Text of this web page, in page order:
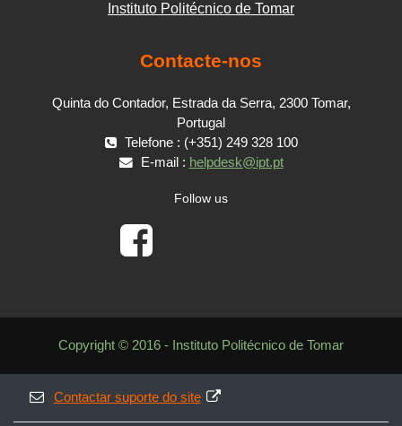
Instituto Politécnico de Tomar
Contacte-nos
Quinta do Contador, Estrada da Serra, 2300 Tomar,
Portugal
Telefone : (+351) 249 328 100
E-mail : helpdesk@ipt.pt
Follow us
Copyright © 2016 - Instituto Politécnico de Tomar
Contactar suporte do site